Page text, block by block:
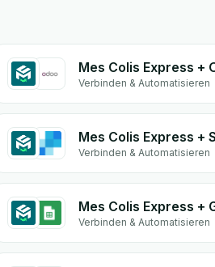
Mes Colis Express +
Verbinden & Automatisieren
Mes Colis Express +
Verbinden & Automatisieren
Verbinden & Automatisieren